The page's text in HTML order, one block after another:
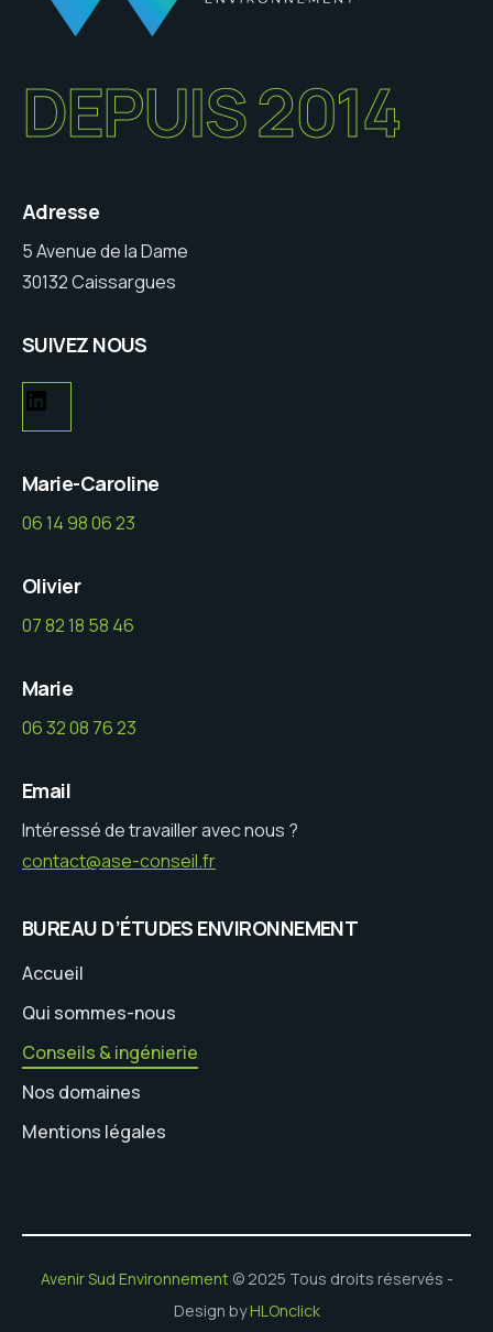
DEPUIS 2014
Adresse
5 Avenue de la Dame
30132 Caissargues
SUIVEZ NOUS
Marie-Caroline
06 14 98 06 23
Olivier
07 82 18 58 46
Marie
06 32 08 76 23
Email
Intéressé de travailler avec nous ?
contact@ase-conseil.fr
BUREAU D’ÉTUDES ENVIRONNEMENT
Accueil
Qui sommes-nous
Conseils & ingénierie
Nos domaines
Mentions légales
Avenir Sud Environnement© 2025 Tous droits réservés -
Design byHLOnclick